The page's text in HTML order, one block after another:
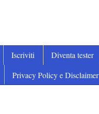
Iscriviti
Diventa tester
Privacy Policy e Disclaimer